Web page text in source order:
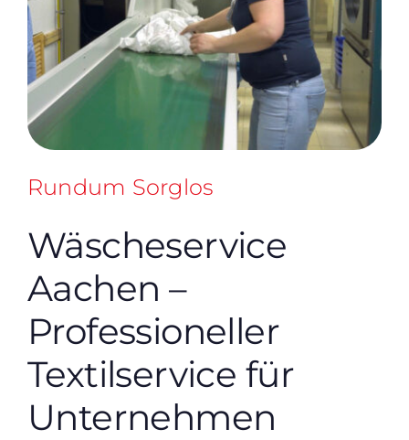
Rundum Sorglos
Wäscheservice
Aachen –
Professioneller
Textilservice für
Unternehmen